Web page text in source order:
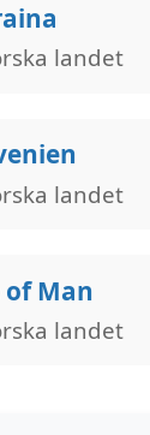
landet
landet
of Man
landet